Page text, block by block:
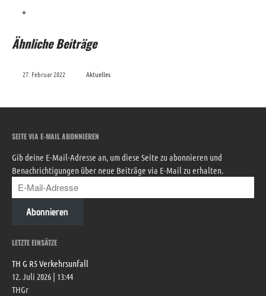
Ähnliche Beiträge
27. Februar 2022 Aktuelles
SEITE VIA E-MAIL ABONNIEREN
Gib deine E-Mail-Adresse an, um diese Seite zu abonnieren und
Benachrichtigungen über neue Beiträge via E-Mail zu erhalten.
Abonnieren
LETZTE EINSÄTZE
TH G R5 Verkehrsunfall
12. Juli 2026 | 13:44
THGr